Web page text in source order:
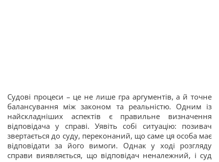
Судові процеси – це не лише гра аргументів, а й точне
балансування між законом та реальністю. Одним із
найскладніших аспектів є правильне визначення
відповідача у справі. Уявіть собі ситуацію: позивач
звертається до суду, переконаний, що саме ця особа має
відповідати за його вимоги. Однак у ході розгляду
справи виявляється, що відповідач неналежний, і суд